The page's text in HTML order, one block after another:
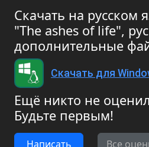
Скачать на русском
"The ashes of life",
дополнительные
Скачать для
Ещё никто не
Будьте первым!
Написать Все